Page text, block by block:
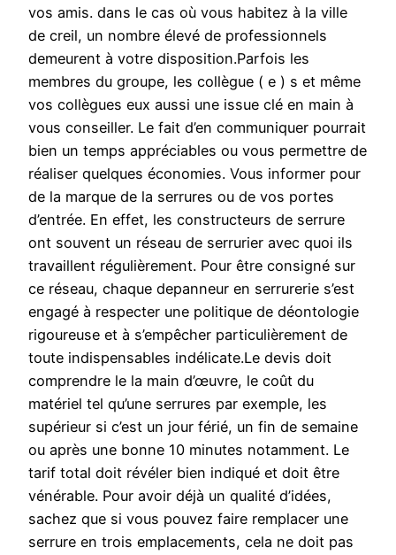
vos amis. dans le cas où vous habitez à la ville
de creil, un nombre élevé de professionnels
demeurent à votre disposition.Parfois les
membres du groupe, les collègue ( e ) s et même
vos collègues eux aussi une issue clé en main à
vous conseiller. Le fait d’en communiquer pourrait
bien un temps appréciables ou vous permettre de
réaliser quelques économies. Vous informer pour
de la marque de la serrures ou de vos portes
d’entrée. En effet, les constructeurs de serrure
ont souvent un réseau de serrurier avec quoi ils
travaillent régulièrement. Pour être consigné sur
ce réseau, chaque depanneur en serrurerie s’est
engagé à respecter une politique de déontologie
rigoureuse et à s’empêcher particulièrement de
toute indispensables indélicate.Le devis doit
comprendre le la main d’œuvre, le coût du
matériel tel qu’une serrures par exemple, les
supérieur si c’est un jour férié, un fin de semaine
ou après une bonne 10 minutes notamment. Le
tarif total doit révéler bien indiqué et doit être
vénérable. Pour avoir déjà un qualité d’idées,
sachez que si vous pouvez faire remplacer une
serrure en trois emplacements, cela ne doit pas